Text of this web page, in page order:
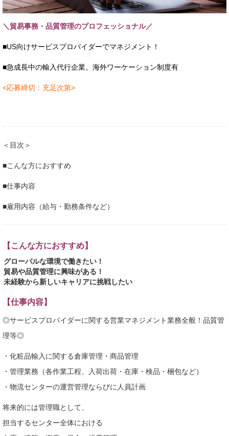
＼貿易事務・品質管理のプロフェッショナル／
■US向けサービスプロバイダーでマネジメント！
■急成長中の輸入代行企業。海外ワーケーション制度有
<応募締切：充足次第>
＜目次＞
■こんな方におすすめ
■仕事内容
■雇用内容（給与・勤務条件など）
【こんな方におすすめ】
グローバルな環境で働きたい！
貿易や品質管理に興味がある！
未経験から新しいキャリアに挑戦したい
【仕事内容】
◎サービスプロバイダーに関する営業マネジメント業務全般！品質管
理等◎
・化粧品輸入に関する倉庫管理・商品管理
・管理業務（各作業工程、入荷出荷・在庫・検品・梱包など）
・物流センターの運営管理ならびに人員計画
将来的には管理職として、
担当するセンター全体における